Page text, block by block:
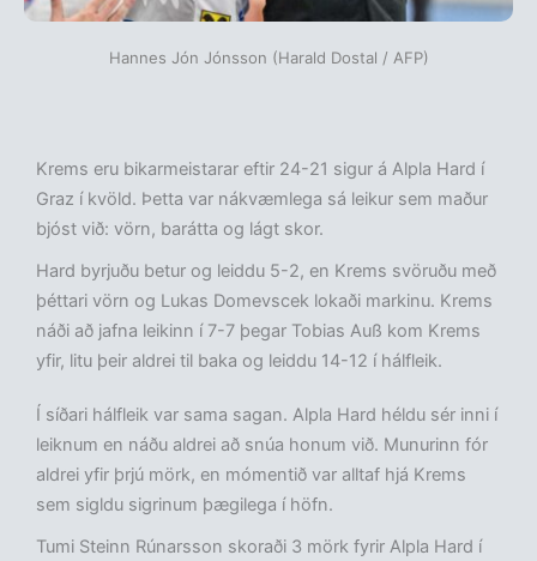
Hannes Jón Jónsson (Harald Dostal / AFP)
Krems eru bikarmeistarar eftir 24-21 sigur á Alpla Hard í
Graz í kvöld. Þetta var nákvæmlega sá leikur sem maður
bjóst við: vörn, barátta og lágt skor.
Hard byrjuðu betur og leiddu 5-2, en Krems svöruðu með
þéttari vörn og Lukas Domevscek lokaði markinu. Krems
náði að jafna leikinn í 7-7 þegar Tobias Auß kom Krems
yfir, litu þeir aldrei til baka og leiddu 14-12 í hálfleik.
Í síðari hálfleik var sama sagan. Alpla Hard héldu sér inni í
leiknum en náðu aldrei að snúa honum við. Munurinn fór
aldrei yfir þrjú mörk, en mómentið var alltaf hjá Krems
sem sigldu sigrinum þægilega í höfn.
Tumi Steinn Rúnarsson skoraði 3 mörk fyrir Alpla Hard í